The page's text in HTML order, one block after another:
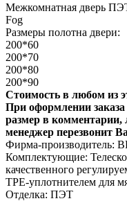
Межкомнатная дверь
Fog
Размеры полотна двери:
200*60
200*70
200*80
200*90
Стоимость в любом из
При оформлении
размер в комментарии,
менеджер перезвонит
Фирма-производитель:
Комплектующие:
качественного
TPE-уплотнителем для
Отделка: ПЭТ